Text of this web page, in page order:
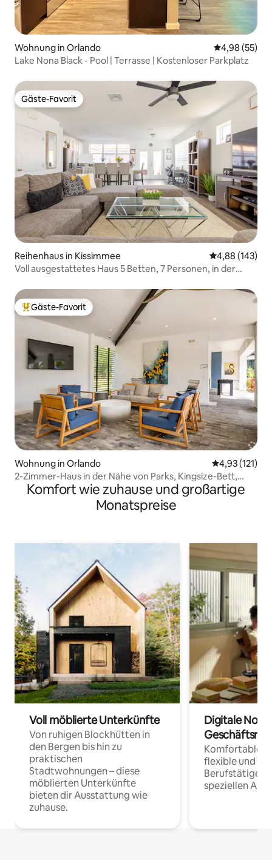
Wohnung in Orlando
4,98 (55)
Lake Nona Black - Pool | Terrasse | Kostenloser Parkplatz
Gäste-Favorit
Gäste-Favorit
Reihenhaus in Kissimmee
4,88 (143)
Voll ausgestattetes Haus 5 Betten, 7 Personen, in der
Beliebter Gäste-Favorit.
Gäste-Favorit
Wohnung in Orlando
4,93 (121)
2-Zimmer-Haus in der Nähe von Parks, Kingsize-Bett,
haustierfreundlich
Komfort wie zuhause und großartige
Monatspreise
Voll möblierte Unterkünfte
Von ruhigen Blockhütten in
den Bergen bis hin zu
praktischen
Stadtwohnungen – diese
möblierten Unterkünfte
bieten dir Ausstattung wie
zuhause.
Digitale
Komfortable
flexible und
Berufstätige
speziellen